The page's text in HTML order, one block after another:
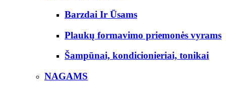
Barzdai Ir Ūsams
Plaukų formavimo priemonės vyrams
Šampūnai, kondicionieriai, tonikai
NAGAMS